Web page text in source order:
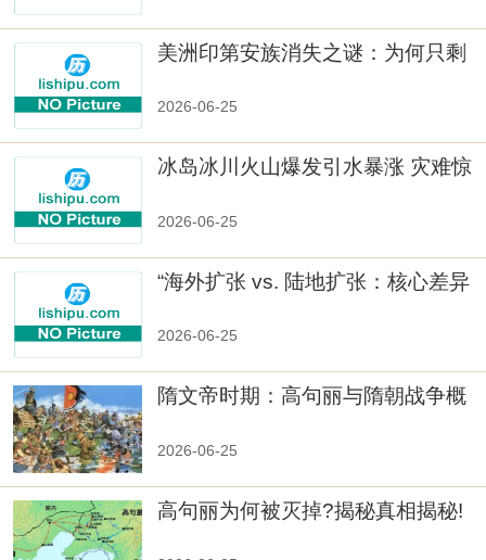
美洲印第安族消失之谜：为何只剩
2026-06-25
冰岛冰川火山爆发引水暴涨 灾难惊
2026-06-25
“海外扩张 vs. 陆地扩张：核心差异
2026-06-25
隋文帝时期：高句丽与隋朝战争概
2026-06-25
高句丽为何被灭掉?揭秘真相揭秘!